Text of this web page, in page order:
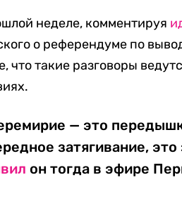
неделе, комментируя
о референдуме по
что такие разговоры
— это
затягивание,
он тогда в эфире